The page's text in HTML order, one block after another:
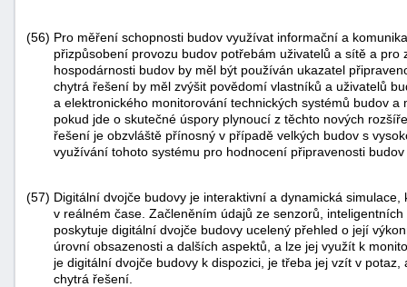
(56) Pro měření schopnosti budov využívat informační a
přizpůsobení provozu budov potřebám uživatelů a sítě a pro
hospodárnosti budov by měl být používán ukazatel
chytrá řešení by měl zvýšit povědomí vlastníků a uživatelů
a elektronického monitorování technických systémů budov
pokud jde o skutečné úspory plynoucí z těchto nových
řešení je obzvláště přínosný v případě velkých budov s
využívání tohoto systému pro hodnocení připravenosti
(57) Digitální dvojče budovy je interaktivní a dynamická
v reálném čase. Začleněním údajů ze senzorů,
poskytuje digitální dvojče budovy ucelený přehled o její
úrovní obsazenosti a dalších aspektů, a lze jej využít k
je digitální dvojče budovy k dispozici, je třeba jej vzít v
chytrá řešení.